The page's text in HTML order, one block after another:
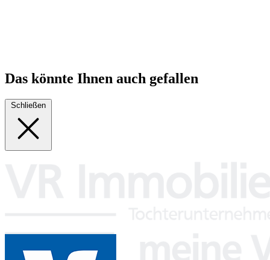
Das könnte Ihnen auch gefallen
Schließen